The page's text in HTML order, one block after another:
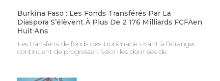
Burkina Faso : Les Fonds Transférés Par La
Diaspora S’élèvent À Plus De 2 176 Milliards FCFAen
Huit Ans
Les transferts de fonds des Burkinabè vivant à l’étranger
continuent de progresser. Selon les données de